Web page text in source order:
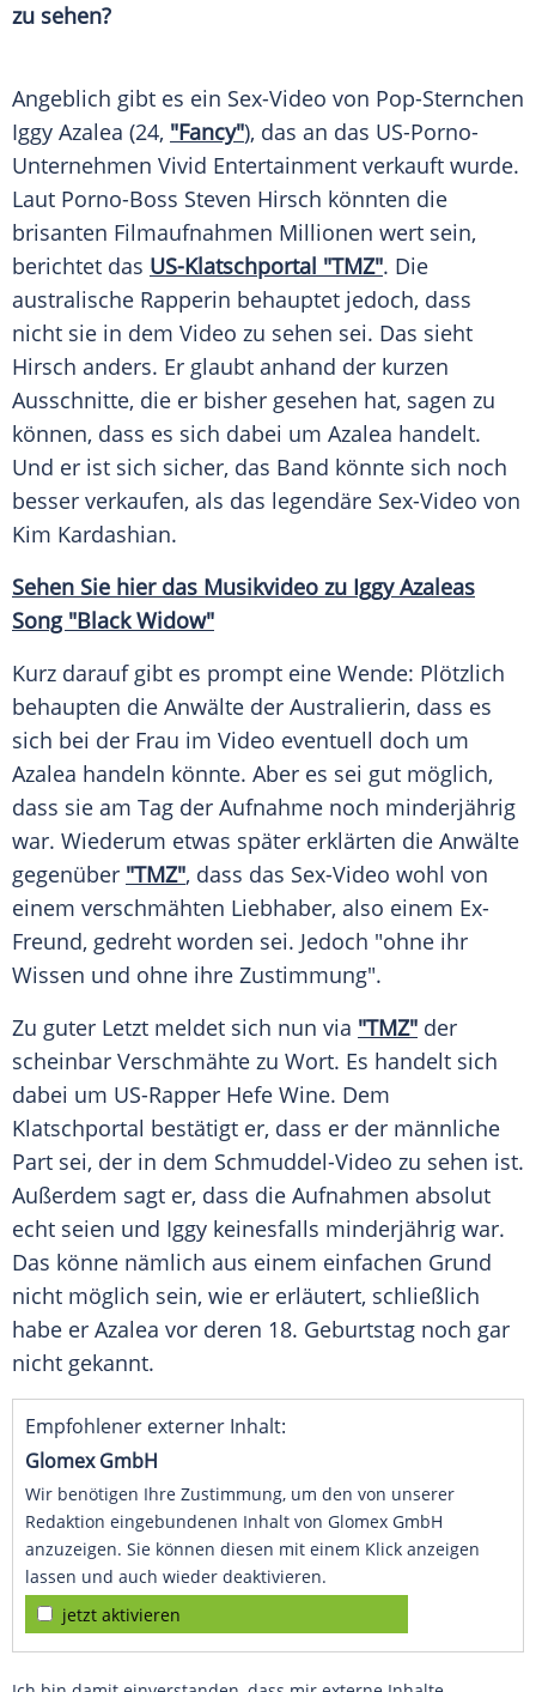
zu sehen?
Angeblich gibt es ein Sex-Video von Pop-Sternchen
Iggy Azalea (24, "Fancy"), das an das US-Porno-
Unternehmen Vivid Entertainment verkauft wurde.
Laut Porno-Boss Steven Hirsch könnten die
brisanten Filmaufnahmen Millionen wert sein,
berichtet das US-Klatschportal "TMZ". Die
australische Rapperin behauptet jedoch, dass
nicht sie in dem Video zu sehen sei. Das sieht
Hirsch anders. Er glaubt anhand der kurzen
Ausschnitte, die er bisher gesehen hat, sagen zu
können, dass es sich dabei um Azalea handelt.
Und er ist sich sicher, das Band könnte sich noch
besser verkaufen, als das legendäre Sex-Video von
Kim Kardashian.
Sehen Sie hier das Musikvideo zu IggyAzaleas
Song "Black Widow"
Kurz darauf gibt es prompt eine Wende: Plötzlich
behaupten die Anwälte der Australierin, dass es
sich bei der Frau im Video eventuell doch um
Azalea handeln könnte. Aber es sei gut möglich,
dass sie am Tag der Aufnahme noch minderjährig
war. Wiederum etwas später erklärten die Anwälte
gegenüber "TMZ", dass das Sex-Video wohl von
einem verschmähten Liebhaber, also einem Ex-
Freund, gedreht worden sei. Jedoch "ohne ihr
Wissen und ohne ihre Zustimmung".
Zu guter Letzt meldet sich nun via "TMZ" der
scheinbar Verschmähte zu Wort. Es handelt sich
dabei um US-Rapper Hefe Wine. Dem
Klatschportal bestätigt er, dass er der männliche
Part sei, der in dem Schmuddel-Video zu sehen ist.
Außerdem sagt er, dass die Aufnahmen absolut
echt seien und Iggy keinesfalls minderjährig war.
Das könne nämlich aus einem einfachen Grund
nicht möglich sein, wie er erläutert, schließlich
habe er Azalea vor deren 18. Geburtstag noch gar
nicht gekannt.
Empfohlener externer Inhalt:
Glomex GmbH
Wir benötigen Ihre Zustimmung, um den von unserer
Redaktion eingebundenen Inhalt von Glomex GmbH
anzuzeigen. Sie können diesen mit einem Klick anzeigen
lassen und auch wieder deaktivieren.
jetzt aktivieren